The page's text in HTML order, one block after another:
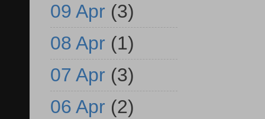
09 Apr (3)
08 Apr (1)
07 Apr (3)
06 Apr (2)